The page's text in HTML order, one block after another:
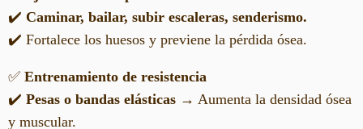
✔️ Caminar, bailar, subir escaleras, senderismo.
✔️ Fortalece los huesos y previene la pérdida ósea.
✅ Entrenamiento de resistencia
✔️ Pesas o bandas elásticas → Aumenta la densidad ósea
y muscular.